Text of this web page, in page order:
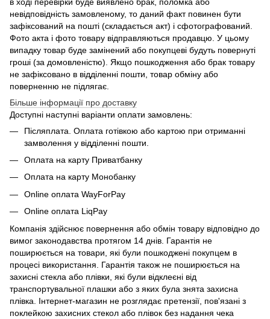
невідповідність замовленому, то даний факт повинен бути
зафіксований на пошті (складається акт) і сфотографований.
Фото акта і фото товару відправляються продавцю. У цьому
випадку товар буде замінений або покупцеві будуть повернуті
гроші (за домовленістю). Якщо пошкодження або брак товару
не зафіксовано в відділенні пошти, товар обміну або
поверненню не підлягає.
Більше інформації про доставку
Доступні наступні варіанти оплати замовлень:
Післяплата. Оплата готівкою або картою при отриманні
замволення у відділенні пошти.
Оплата на карту Приватбанку
Оплата на карту Монобанку
Online оплата WayForPay
Online оплата LiqPay
Компанія здійснює повернення або обмін товару відповідно до
вимог законодавства протягом 14 днів. Гарантія не
поширюється на товари, які були пошкоджені покупцем в
процесі використання. Гарантія також не поширюється на
захисні стекла або плівки, які були відклеєні від
транспортувальної плашки або з яких була знята захисна
плівка. Інтернет-магазин не розглядає претензії, пов'язані з
поклейкою захисних стекол або плівок без надання чека